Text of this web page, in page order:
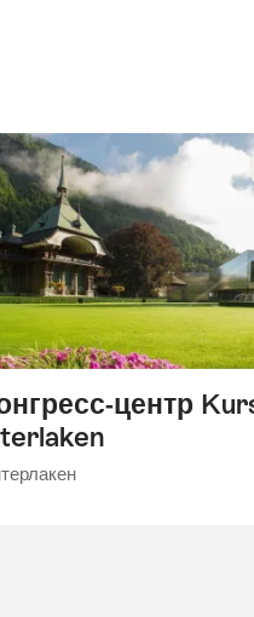
центр